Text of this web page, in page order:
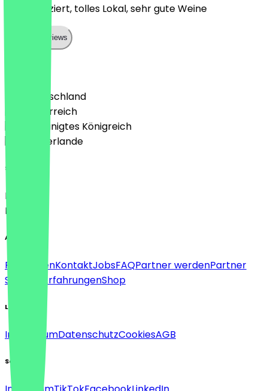
Unkompliziert, tolles Lokal, sehr gute Weine
Show all reviews
🇩🇪 Deutschland
🇦🇹 Österreich
🇬🇧 Vereinigtes Königreich
🇳🇱 Niederlande
Sprache
Deutsch
English
About
Für FirmenKontaktJobsFAQPartner werdenPartner
Support
ErfahrungenShop
Legal
ImpressumDatenschutzCookiesAGB
Social